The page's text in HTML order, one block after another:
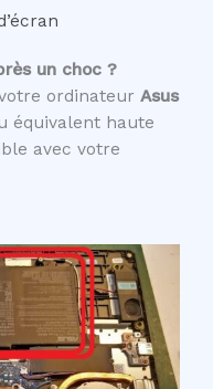
un choc ?
ordinateur Asus
équivalent haute
avec votre